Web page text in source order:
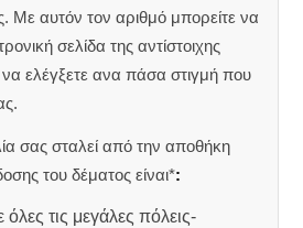
Με αυτόν τον αριθμό μπορείτε να
σελίδα της αντίστοιχης
να ελέγξετε ανα πάσα στιγμή που
σας σταλεί από την αποθήκη
του δέματος είναι*:
τις μεγάλες πόλεις-